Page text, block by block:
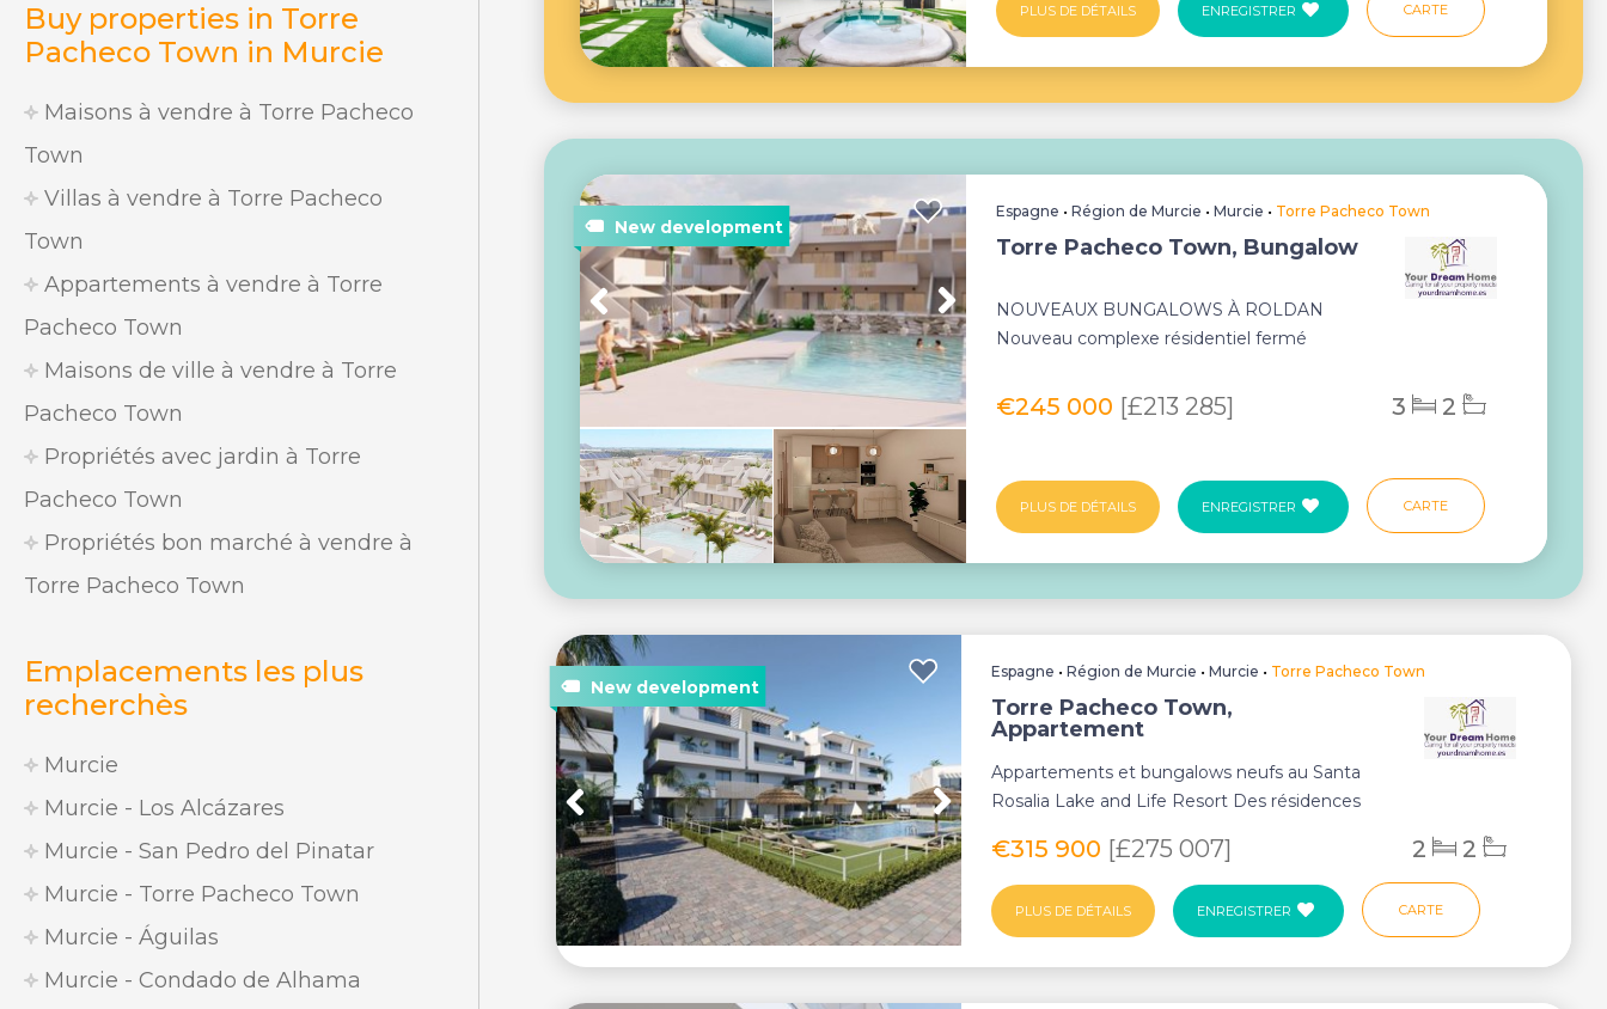
Buy properties in Torre
Pacheco Town in Murcie
Maisons à vendre à Torre Pacheco
Town
Villas à vendre à Torre Pacheco
Town
Appartements à vendre à Torre
Pacheco Town
Maisons de ville à vendre à Torre
Pacheco Town
Propriétés avec jardin à Torre
Pacheco Town
Propriétés bon marché à vendre à
Torre Pacheco Town
Emplacements les plus
recherchès
Murcie
Murcie - Los Alcázares
Murcie - San Pedro del Pinatar
Murcie - Torre Pacheco Town
Murcie - Águilas
Murcie - Condado de Alhama
PLUS DE DÉTAILS ENREGISTRER CARTE
Espagne •Région de Murcie •Murcie • Torre Pacheco Town
Torre Pacheco Town, Bungalow
NOUVEAUX BUNGALOWS À ROLDAN
Nouveau complexe résidentiel fermé
€245 000 [£213 285] 3 2
PLUS DE DÉTAILS ENREGISTRER CARTE
Espagne •Région de Murcie •Murcie • Torre Pacheco Town
Torre Pacheco Town,
Appartement
Appartements et bungalows neufs au Santa
Rosalia Lake and Life Resort Des résidences
€315 900 [£275 007] 2 2
PLUS DE DÉTAILS ENREGISTRER CARTE